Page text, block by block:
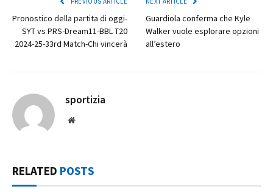
Pronostico della partita di oggi-
SYT vs PRS-Dream11-BBL T20
2024-25-33rd Match-Chi vincerà
Guardiola conferma che Kyle
Walker vuole esplorare opzioni
all’estero
sportizia
Website
RELATED POSTS